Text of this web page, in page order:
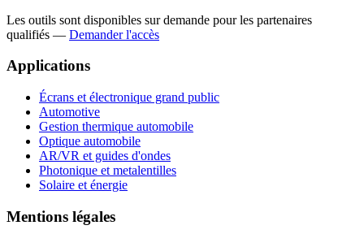
Les outils sont disponibles sur demande pour les partenaires
qualifiés — Demander l'accès
Applications
Écrans et électronique grand public
Automotive
Gestion thermique automobile
Optique automobile
AR/VR et guides d'ondes
Photonique et metalentilles
Solaire et énergie
Mentions légales